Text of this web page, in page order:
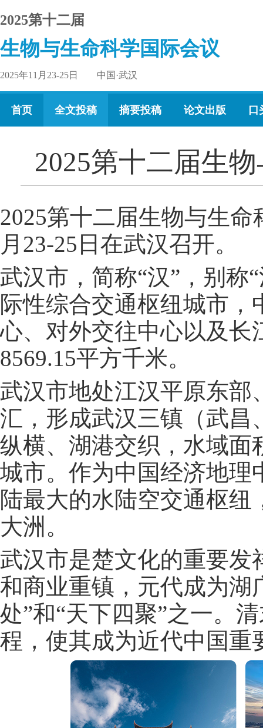
2025第十二届
生物与生命科学国际会议
2025年11月23-25日 中国·武汉
首页 全文投稿 摘要投稿 论文出版 口
2025第十二届生
2025第十二届生物与生命
月23-25日在武汉召开。
武汉市，简称“汉”，别称
际性综合交通枢纽城市
心、对外交往中心以及长
8569.15平方千米。
武汉市地处江汉平原东部
汇，形成武汉三镇（武昌
纵横、湖港交织，水域面
城市。作为中国经济地理
陆最大的水陆空交通枢
大洲。
武汉市是楚文化的重要发
和商业重镇，元代成为湖
处”和“天下四聚”之一。
程，使其成为近代中国重